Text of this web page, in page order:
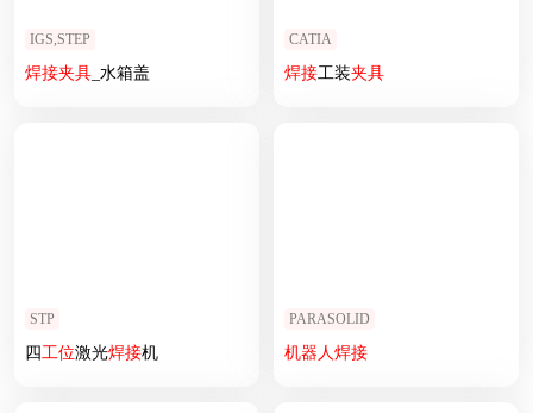
IGS,STEP
焊接夹具_水箱盖
CATIA
焊接工装夹具
STP
四工位激光焊接机
PARASOLID
机器人焊接